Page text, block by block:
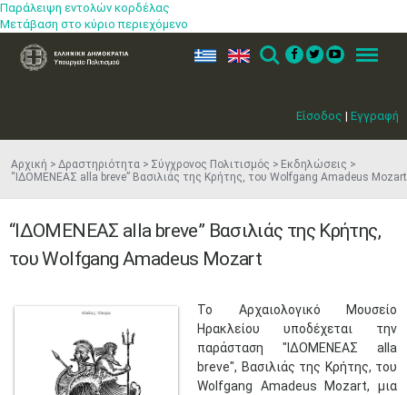
Παράλειψη εντολών κορδέλας
Μετάβαση στο κύριο περιεχόμενο
Είσοδος | Εγγραφή
ελ en Search Menu
Αρχική Δραστηριότητα Σύγχρονος Πολιτισμός
Εκδηλώσεις
“ΙΔΟΜΕΝΕΑΣ alla breve” Bασιλιάς της Κρήτης, του Wolfgang Amadeus Mozart
“ΙΔΟΜΕΝΕΑΣ alla breve” Bασιλιάς της Κρήτης,
του Wolfgang Amadeus Mozart
​Το Αρχαιολογικό Μουσείο
Ηρακλείου υποδέχεται την
παράσταση "ΙΔΟΜΕΝΕΑΣ alla
breve", Bασιλιάς της Κρήτης,​ του
Wolfgang Amadeus Mozart, μια